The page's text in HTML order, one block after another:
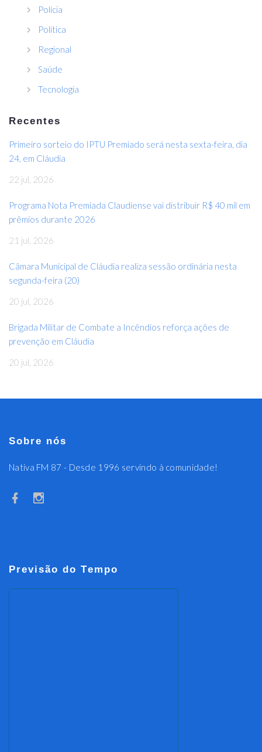
Polícia
Política
Regional
Saúde
Tecnologia
Recentes
Primeiro sorteio do IPTU Premiado será nesta sexta-feira, dia
24, em Cláudia
22 jul, 2026
Programa Nota Premiada Claudiense vai distribuir R$ 40 mil em
prêmios durante 2026
21 jul, 2026
Câmara Municipal de Cláudia realiza sessão ordinária nesta
segunda-feira (20)
20 jul, 2026
Brigada Militar de Combate a Incêndios reforça ações de
prevenção em Cláudia
20 jul, 2026
Sobre nós
Nativa FM 87 - Desde 1996 servindo à comunidade!
Previsão do Tempo